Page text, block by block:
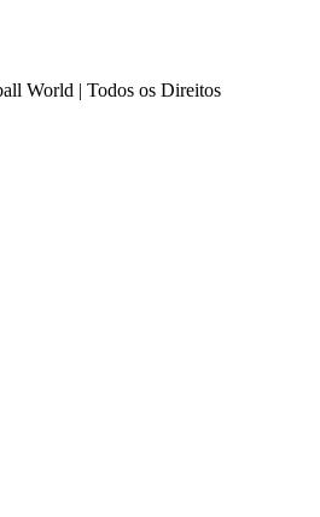
World | Todos os Direitos